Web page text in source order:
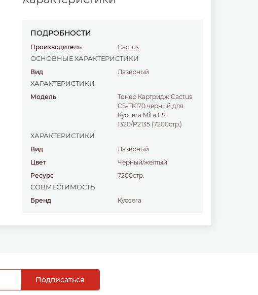
ПОДРОБНОСТИ
Производитель Cactus
ОСНОВНЫЕ ХАРАКТЕРИСТИКИ
Вид Лазерный
ХАРАКТЕРИСТИКИ
Модель
Тонер Картридж Cactus
CS-TK170 черный для
Kyocera Mita FS
1320/P2135 (7200стр.)
ХАРАКТЕРИСТИКИ
Вид
Лазерный
Цвет
черный/желтый
Ресурс
7200стр.
СОВМЕСТИМОСТЬ
Бренд Kyocera